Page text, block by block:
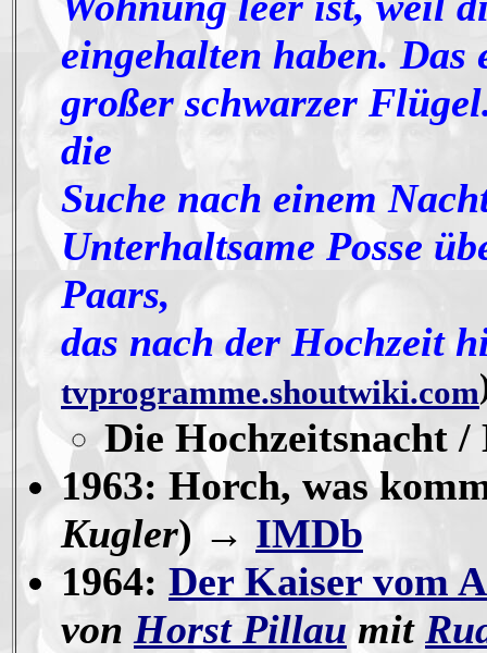
eingehalten haben.
großer schwarzer
die
Suche nach einem
Unterhaltsame Posse
Paars,
das nach der Hochzeit
tvprogramme.shoutwiki.com
Die Hochzeitsnacht /
1963: Horch, was
Kugler) → IMDb
1964: Der Kaiser vom
von Horst Pillau mit